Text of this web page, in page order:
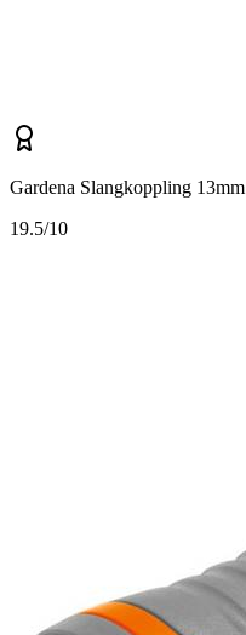
Gardena Slangkoppling 13mm
19.5/10